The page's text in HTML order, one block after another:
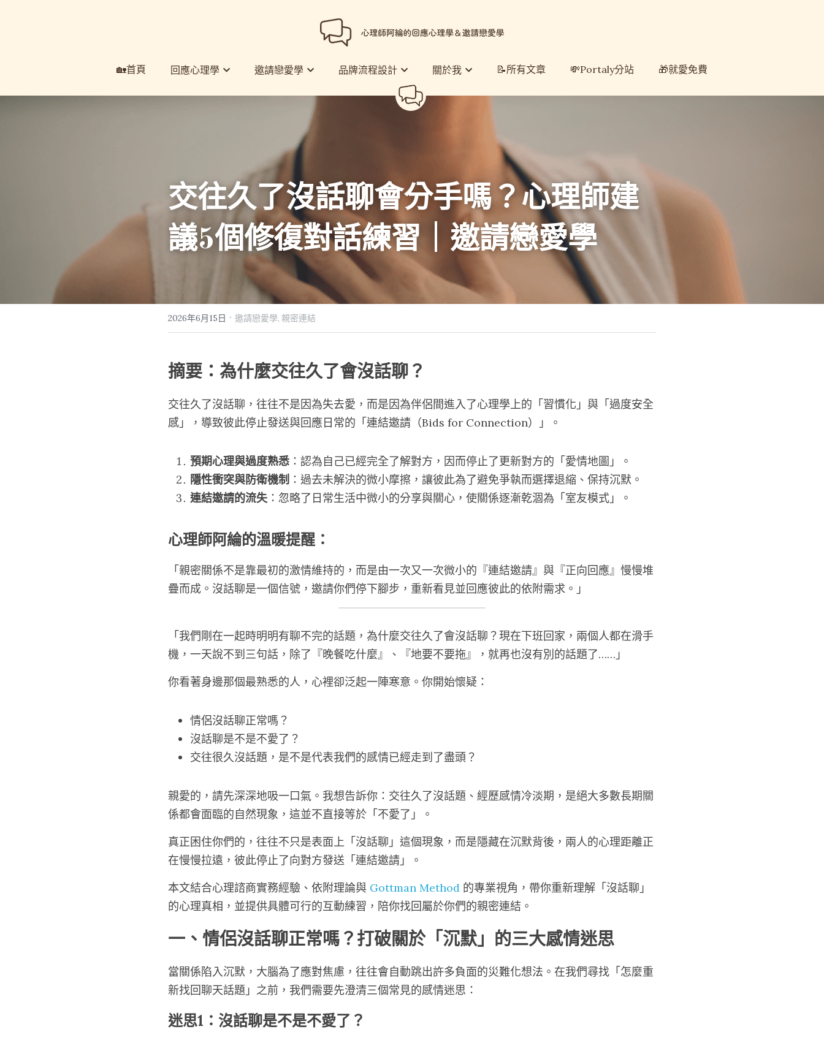
🏡首頁 回應心理學 邀請戀愛學 品牌流程設計 關於我 📝所有文章 💸Portaly分站 🎁就愛免費
🏡首頁 回應心理學 邀請戀愛學 品牌流程設計 關於我 📝所有文章 💸Portaly分站 🎁就愛免費
交往久了沒話聊會分手嗎？心理師建
議5個修復對話練習｜邀請戀愛學
2026年6月15日 · 邀請戀愛學, 親密連結
摘要：為什麼交往久了會沒話聊？
交往久了沒話聊，往往不是因為失去愛，而是因為伴侶間進入了心理學上的「習慣化」與「過度安全
感」，導致彼此停止發送與回應日常的「連結邀請（Bids for Connection）」。
預期心理與過度熟悉 ：認為自己已經完全了解對方，因而停止了更新對方的「愛情地圖」。
隱性衝突與防衛機制 ：過去未解決的微小摩擦，讓彼此為了避免爭執而選擇退縮、保持沉默。
連結邀請的流失 ：忽略了日常生活中微小的分享與關心，使關係逐漸乾涸為「室友模式」。
心理師阿綸的溫暖提醒：
「親密關係不是靠最初的激情維持的，而是由一次又一次微小的『連結邀請』與『正向回應』慢慢堆
疊而成。沒話聊是一個信號，邀請你們停下腳步，重新看見並回應彼此的依附需求。」
「我們剛在一起時明明有聊不完的話題，為什麼交往久了會沒話聊？現在下班回家，兩個人都在滑手
機，一天說不到三句話，除了『晚餐吃什麼』、『地要不要拖』，就再也沒有別的話題了……」
你看著身邊那個最熟悉的人，心裡卻泛起一陣寒意。你開始懷疑：
情侶沒話聊正常嗎？
沒話聊是不是不愛了？
交往很久沒話題，是不是代表我們的感情已經走到了盡頭？
親愛的，請先深深地吸一口氣。我想告訴你：交往久了沒話題、經歷感情冷淡期，是絕大多數長期關
係都會面臨的自然現象，這並不直接等於「不愛了」。
真正困住你們的，往往不只是表面上「沒話聊」這個現象，而是隱藏在沉默背後，兩人的心理距離正
在慢慢拉遠，彼此停止了向對方發送「連結邀請」。
本文結合心理諮商實務經驗、依附理論與 Gottman Method 的專業視角，帶你重新理解「沒話聊」
的心理真相，並提供具體可行的互動練習，陪你找回屬於你們的親密連結。
一、情侶沒話聊正常嗎？打破關於「沉默」的三大感情迷思
當關係陷入沉默，大腦為了應對焦慮，往往會自動跳出許多負面的災難化想法。在我們尋找「怎麼重
新找回聊天話題」之前，我們需要先澄清三個常見的感情迷思：
迷思1：沒話聊是不是不愛了？